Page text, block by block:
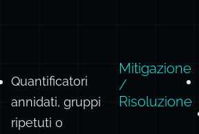
Quantificatori
annidati, gruppi
ripetuti o
Mitigazione
/
Risoluzione